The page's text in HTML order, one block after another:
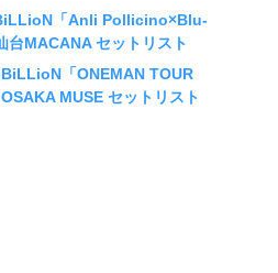
「Anli Pollicino×Blu-
MACANA セットリスト
「ONEMAN TOUR
MUSE セットリスト